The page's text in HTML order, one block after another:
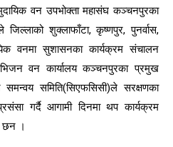
वन उपभोक्ता महासंघ कञ्चनपुरका
शुक्लाफाँटा, कृष्णपुर, पुनर्वास,
वनमा सुशासनका कार्यक्रम संचालन
वन कार्यालय कञ्चनपुरका प्रमुख
समन्वय समिति(सिएफसिसी)ले सरक्षणका
गर्दै आगामी दिनमा थप कार्यक्रम
छन ।